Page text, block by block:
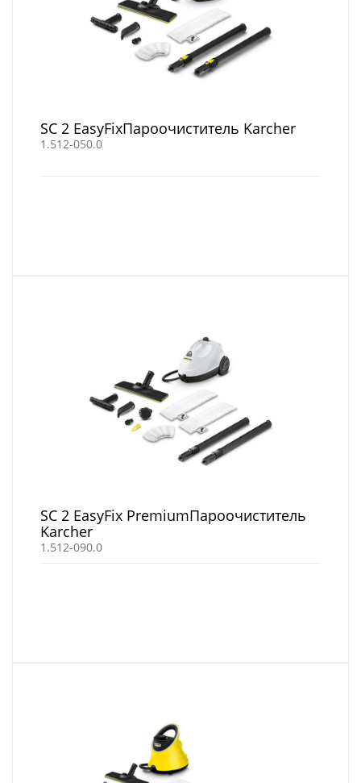
SC 2 EasyFixПароочиститель Karcher
1.512-050.0
SC 2 EasyFix PremiumПароочиститель
Karcher
1.512-090.0